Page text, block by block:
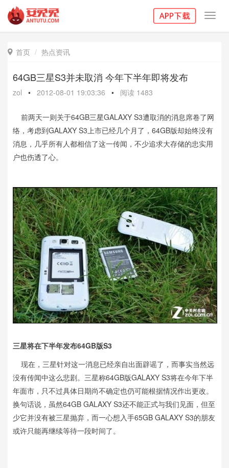
 首页 热点资讯
64GB三星S3并未取消 今年下半年即将发布
zol • 2012-08-01 19:03:36 • 阅读 1483
前两天一则关于64GB三星GALAXY S3遭取消的消息席卷了网
络，考虑到GALAXY S3上市已经几个月了，64GB版却始终没有
消息，几乎所有人都相信了这一传闻，不少追求大存储的忠实用
户也伤透了心。
三星将在下半年发布64GB版S3
现在，三星针对这一消息已经亲自出面辟谣了，而事实当然远
没有传闻中这么悲剧。三星称64GB版GALAXY S3将在今年下半
年面市，只不过具体日期尚不确定也仍可能根据情况作出更改。
换句话说，虽然64GB GALAXY S3还不能正式与我们见面，但至
少它并没有被三星抛弃，而一心想入手65GB GALAXY S3的朋友
或许只能再继续等待一段时间了。